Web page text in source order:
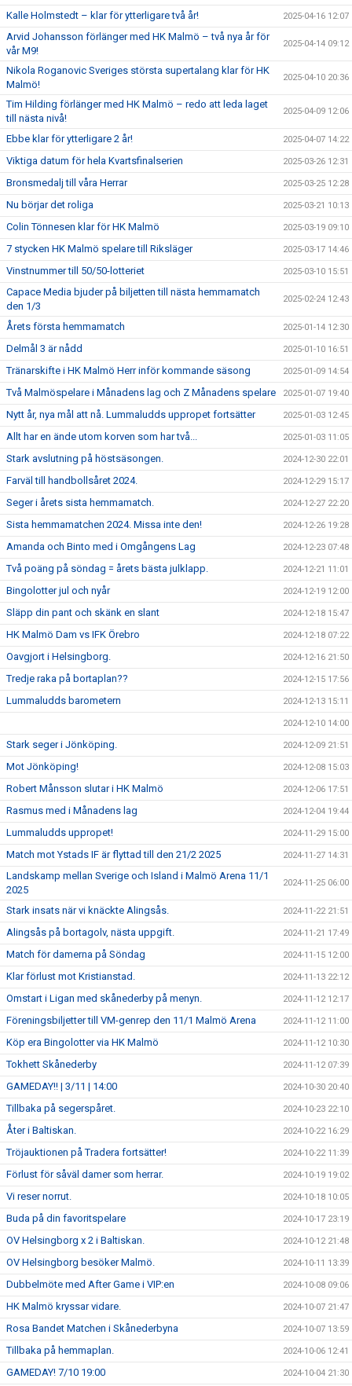
Kalle Holmstedt – klar för ytterligare två år! 2025-04-16 12:07
Arvid Johansson förlänger med HK Malmö – två nya år för
vår M9!
2025-04-14 09:12
Nikola Roganovic Sveriges största supertalang klar för HK
Malmö!
2025-04-10 20:36
Tim Hilding förlänger med HK Malmö – redo att leda laget
till nästa nivå!
2025-04-09 12:06
Ebbe klar för ytterligare 2 år! 2025-04-07 14:22
Viktiga datum för hela Kvartsfinalserien 2025-03-26 12:31
Bronsmedalj till våra Herrar 2025-03-25 12:28
Nu börjar det roliga 2025-03-21 10:13
Colin Tönnesen klar för HK Malmö 2025-03-19 09:10
7 stycken HK Malmö spelare till Riksläger 2025-03-17 14:46
Vinstnummer till 50/50-lotteriet 2025-03-10 15:51
Capace Media bjuder på biljetten till nästa hemmamatch
den 1/3
2025-02-24 12:43
Årets första hemmamatch 2025-01-14 12:30
Delmål 3 är nådd 2025-01-10 16:51
Tränarskifte i HK Malmö Herr inför kommande säsong 2025-01-09 14:54
Två Malmöspelare i Månadens lag och Z Månadens spelare 2025-01-07 19:40
Nytt år, nya mål att nå. Lummaludds uppropet fortsätter 2025-01-03 12:45
Allt har en ände utom korven som har två... 2025-01-03 11:05
Stark avslutning på höstsäsongen. 2024-12-30 22:01
Farväl till handbollsåret 2024. 2024-12-29 15:17
Seger i årets sista hemmamatch. 2024-12-27 22:20
Sista hemmamatchen 2024. Missa inte den! 2024-12-26 19:28
Amanda och Binto med i Omgångens Lag 2024-12-23 07:48
Två poäng på söndag = årets bästa julklapp. 2024-12-21 11:01
Bingolotter jul och nyår 2024-12-19 12:00
Släpp din pant och skänk en slant 2024-12-18 15:47
HK Malmö Dam vs IFK Örebro 2024-12-18 07:22
Oavgjort i Helsingborg. 2024-12-16 21:50
Tredje raka på bortaplan?? 2024-12-15 17:56
Lummaludds barometern 2024-12-13 15:11
2024-12-10 14:00
Stark seger i Jönköping. 2024-12-09 21:51
Mot Jönköping! 2024-12-08 15:03
Robert Månsson slutar i HK Malmö 2024-12-06 17:51
Rasmus med i Månadens lag 2024-12-04 19:44
Lummaludds uppropet! 2024-11-29 15:00
Match mot Ystads IF är flyttad till den 21/2 2025 2024-11-27 14:31
Landskamp mellan Sverige och Island i Malmö Arena 11/1
2025
2024-11-25 06:00
Stark insats när vi knäckte Alingsås. 2024-11-22 21:51
Alingsås på bortagolv, nästa uppgift. 2024-11-21 17:49
Match för damerna på Söndag 2024-11-15 12:00
Klar förlust mot Kristianstad. 2024-11-13 22:12
Omstart i Ligan med skånederby på menyn. 2024-11-12 12:17
Föreningsbiljetter till VM-genrep den 11/1 Malmö Arena 2024-11-12 11:00
Köp era Bingolotter via HK Malmö 2024-11-12 10:30
Tokhett Skånederby 2024-11-12 07:39
GAMEDAY!! | 3/11 | 14:00 2024-10-30 20:40
Tillbaka på segerspåret. 2024-10-23 22:10
Åter i Baltiskan. 2024-10-22 16:29
Tröjauktionen på Tradera fortsätter! 2024-10-22 11:39
Förlust för såväl damer som herrar. 2024-10-19 19:02
Vi reser norrut. 2024-10-18 10:05
Buda på din favoritspelare 2024-10-17 23:19
OV Helsingborg x 2 i Baltiskan. 2024-10-12 21:48
OV Helsingborg besöker Malmö. 2024-10-11 13:39
Dubbelmöte med After Game i VIP:en 2024-10-08 09:06
HK Malmö kryssar vidare. 2024-10-07 21:47
Rosa Bandet Matchen i Skånederbyna 2024-10-07 13:59
Tillbaka på hemmaplan. 2024-10-06 12:41
GAMEDAY! 7/10 19:00 2024-10-04 21:30